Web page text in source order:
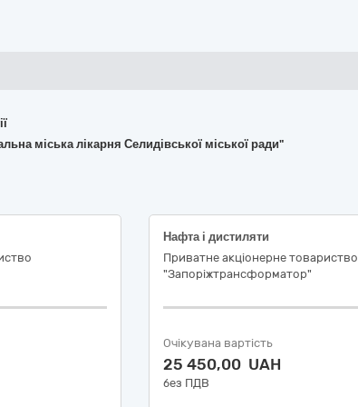
міська лікарня Селидівської міської ради"
Нафта і дистиляти
Приватне акціонерне товариство
"Запоріжтрансформатор"
Очікувана вартість
25 450,00 UAH
без ПДВ